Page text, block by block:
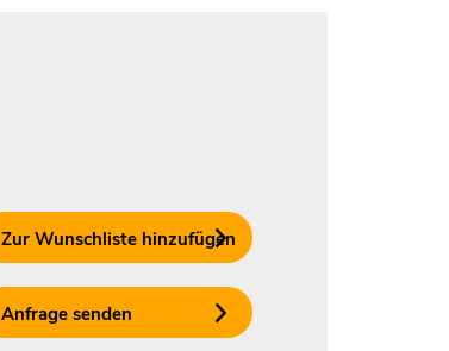
Zur Wunschliste hinzufügen
Anfrage senden